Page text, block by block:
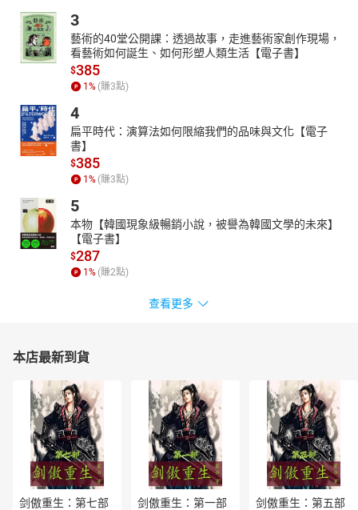
3
藝術的40堂公開課：透過故事，走進藝術家創作現場，
看藝術如何誕生、如何形塑人類生活【電子書】
$385
1 % (賺3點)
4
扁平時代：演算法如何限縮我們的品味與文化【電子
書】
$385
1 % (賺3點)
5
本物【韓國現象級暢銷小說，被譽為韓國文學的未來】
【電子書】
$287
1 % (賺2點)
查看更多
本店最新到貨
剑傲重生：第七部
剑傲重生：第一部
剑傲重生：第五部